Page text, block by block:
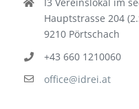
Kontakt
Hauptstrasse 204
9210 Pörtschach